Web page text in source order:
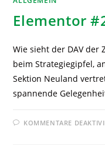
Elementor
Wie sieht der DAV der
beim Strategiegipfel,
Sektion Neuland
spannende
KOMMENTARE